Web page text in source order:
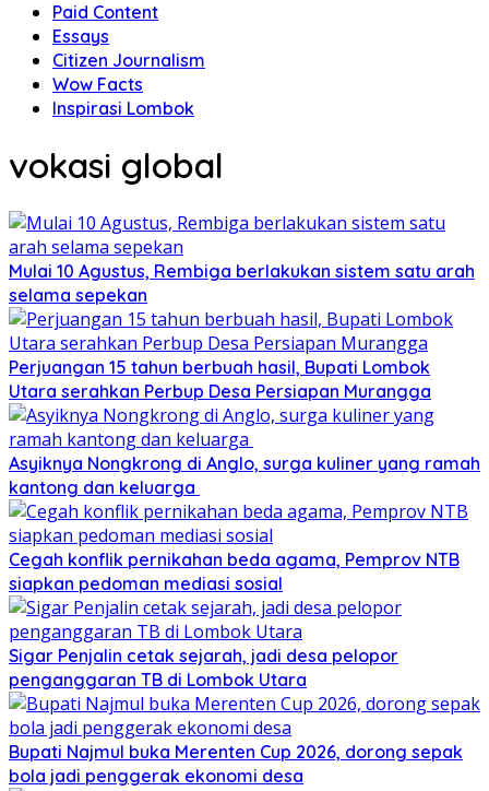
Paid Content
Essays
Citizen Journalism
Wow Facts
Inspirasi Lombok
vokasi global
Mulai 10 Agustus, Rembiga berlakukan sistem satu arah
selama sepekan
Perjuangan 15 tahun berbuah hasil, Bupati Lombok
Utara serahkan Perbup Desa Persiapan Murangga
Asyiknya Nongkrong di Anglo, surga kuliner yang ramah
kantong dan keluarga
Cegah konflik pernikahan beda agama, Pemprov NTB
siapkan pedoman mediasi sosial
Sigar Penjalin cetak sejarah, jadi desa pelopor
penganggaran TB di Lombok Utara
Bupati Najmul buka Merenten Cup 2026, dorong sepak
bola jadi penggerak ekonomi desa